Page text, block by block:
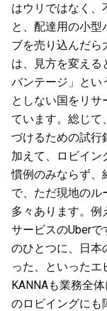
はウリではなく、
と、配達用の小型
ブを売り込んだら
は、見方を変える
バンテージ」とい
としない国をリサ
ています。総じて
づけるための試行
加えて、ロビイン
慣例のみならず、
で、ただ現地のル
多々あります。例
サービスのUber
のひとつに、日本
った、といったエ
KANNAも業務全
のロビイングにも